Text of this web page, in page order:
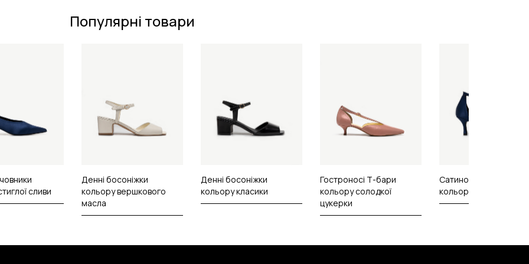
Популярні товари
сливи
Денні босоніжки
кольору вершкового
масла
Денні босоніжки
кольору класики
Гостроносі Т-бари
кольору солодкої
цукерки
Сатинові босоніжки
кольору літньої ночі